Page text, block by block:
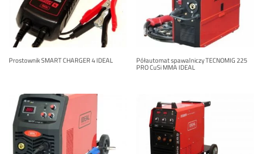
Prostownik SMART CHARGER 4 IDEAL Półautomat spawalniczy TECNOMIG 225
PRO CuSi MMA IDEAL